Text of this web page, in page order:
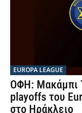
EUROPA LEAGUE
ΟΦΗ: Μακάμπι
playoffs του
στο Ηράκλειο